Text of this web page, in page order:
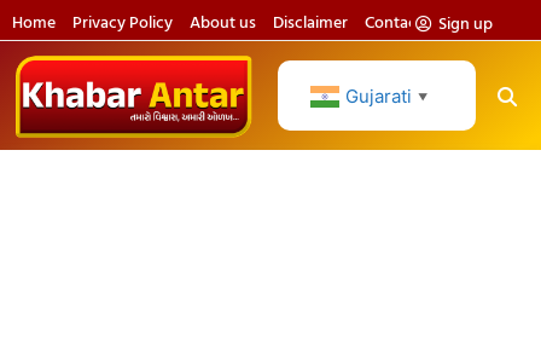
Home Privacy Policy About us Disclaimer Contact usSign up
Gujarati ▼